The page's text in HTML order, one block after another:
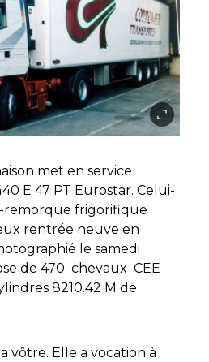
met en service
E 47 PT Eurostar. Celui-
remorque frigorifique
rentrée neuve en
le samedi
de 470 chevaux CEE
8210.42 M de
vôtre. Elle a vocation à